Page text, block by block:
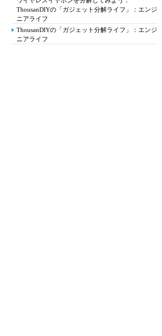
ThousanDIYの「ガジェット分解ライフ」：エンジ
ニアライフ
ThousanDIYの「ガジェット分解ライフ」：エンジ
ニアライフ